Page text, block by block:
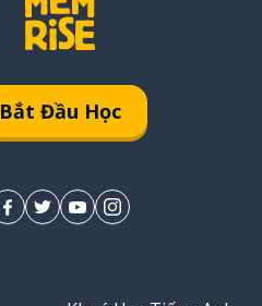
Bắt Đầu Học